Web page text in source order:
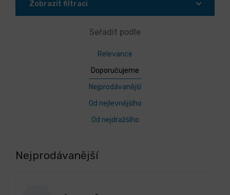
Zobrazit filtraci
Seřadit podle
Relevance
Doporučujeme
Nejprodávanější
Od nejlevnějšího
Od nejdražšího
Nejprodávanější